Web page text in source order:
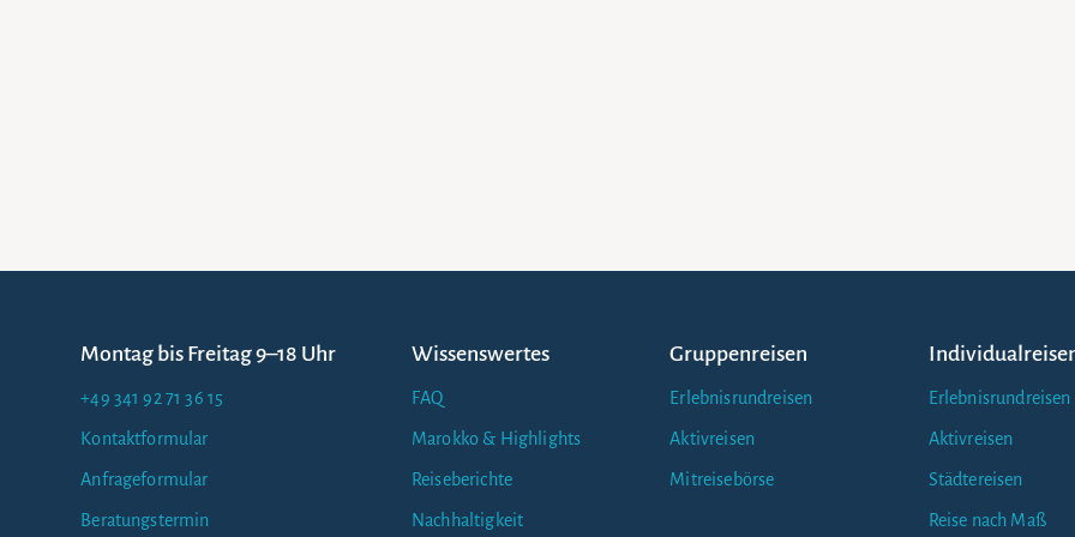
Montag bis Freitag 9–18 Uhr
+49 341 92 71 36 15
Kontaktformular
Anfrageformular
Beratungstermin
Wissenswertes
FAQ
Marokko & Highlights
Reiseberichte
Nachhaltigkeit
Gruppenreisen
Erlebnisrundreisen
Aktivreisen
Mitreisebörse
Erlebnisrundreisen
Aktivreisen
Städtereisen
Reise nach Maß